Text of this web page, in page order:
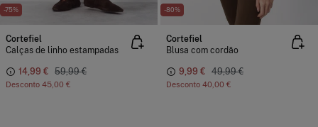
-75%
Cortefiel
Calças de linho estampadas
14,99 € 59,99 €
Desconto 45,00 €
-80%
Cortefiel
Blusa com cordão
9,99 € 49,99 €
Desconto 40,00 €